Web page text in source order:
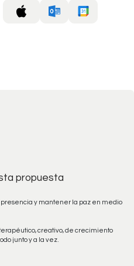
propuesta
y mantener la paz en medio
creativo, de crecimiento
junto y a la vez.